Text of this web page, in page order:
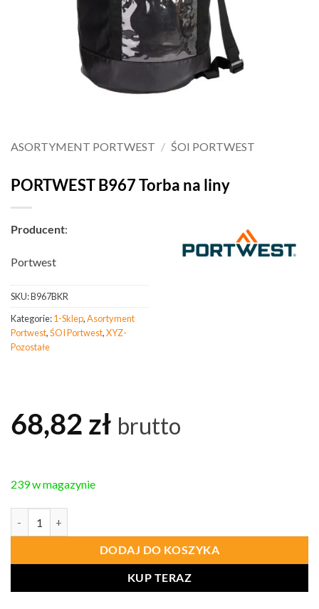
ASORTYMENT PORTWEST / ŚOI PORTWEST
PORTWEST B967 Torba na liny
Producent:
Portwest
SKU:B967BKR
Kategorie:1-Sklep,Asortyment
Portwest,ŚOI Portwest,XYZ-
Pozostałe
68,82 zł brutto
239 w magazynie
DODAJ DO KOSZYKA
KUP TERAZ